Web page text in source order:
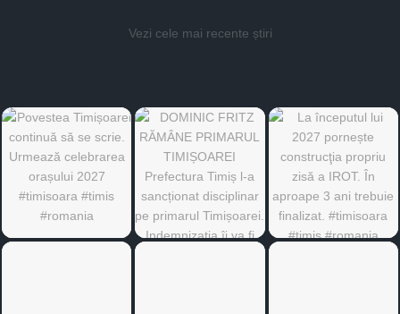
Vezi cele mai recente știri